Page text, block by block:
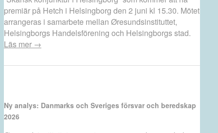
premiär på Hetch i Helsingborg den 2 juni kl 15.30. Mötet
arrangeras i samarbete mellan Øresundsinstituttet,
Helsingborgs Handelsförening och Helsingborgs stad.
Läs mer →
Ny analys: Danmarks och Sveriges försvar och beredskap
2026